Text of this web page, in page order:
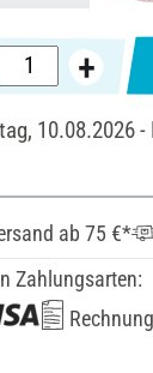
10.08.2026
ab 75 €*
Zahlungsarten:
Rechnung